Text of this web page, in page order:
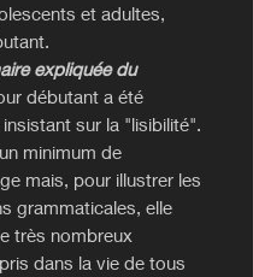
et adultes,
expliquée du
débutant a été
sur la "lisibilité".
minimum de
mais, pour illustrer les
grammaticales, elle
très nombreux
dans la vie de tous